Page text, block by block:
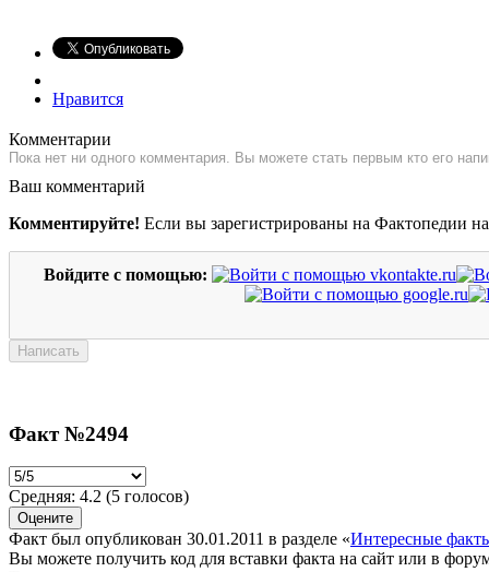
Нравится
Комментарии
Пока нет ни одного комментария. Вы можете стать первым кто его
Ваш комментарий
Комментируйте! Если вы зарегистрированы на Фактопедии
Войдите с помощью:
Факт №2494
Средняя: 4.2 (5 голосов)
Факт был опубликован 30.01.2011 в разделе «Интересные
Вы можете получить код для вставки факта на сайт или в